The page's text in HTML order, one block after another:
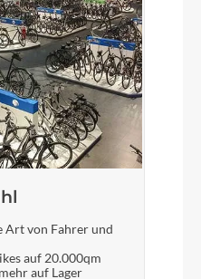
60
Nabe
dynamo PL-7 CL
Art von Fahrer und
auf 20.000qm
auf Lager